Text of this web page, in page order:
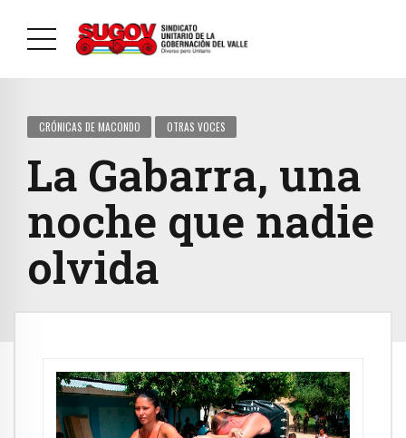
CRÓNICAS DE MACONDO OTRAS VOCES
La Gabarra, una
noche que nadie
olvida